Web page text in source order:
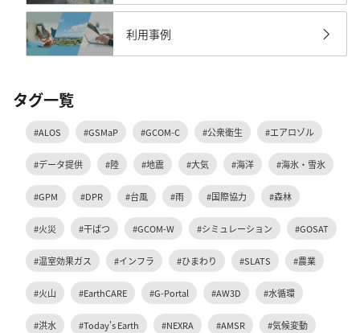
利用事例
タグ一覧
#ALOS #GSMaP #GCOM-C #公衆衛生 #エアロゾル
#データ提供 #陸 #地震 #大気 #海洋 #海氷・雪氷
#GPM #DPR #台風 #雨 #国際協力 #森林
#火災 #干ばつ #GCOM-W #シミュレーション #GOSAT
#温室効果ガス #インフラ #ひまわり #SLATS #農業
#火山 #EarthCARE #G-Portal #AW3D #水循環
#洪水 #Today's Earth #NEXRA #AMSR #気候変動